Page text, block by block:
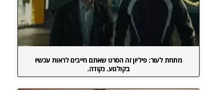
מתחת לעור: פיליון זה הסרט שאתם חייבים לראות עכשיו
בקולנוע. נקודה.